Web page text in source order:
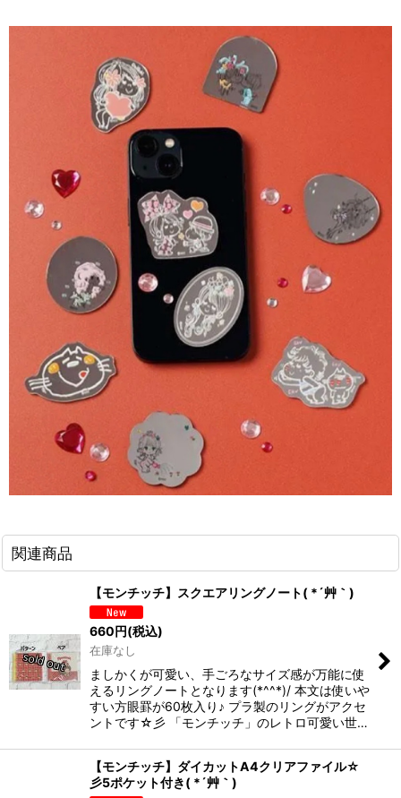
関連商品
【モンチッチ】スクエアリングノート( *´艸｀)
660円(税込)
在庫なし
ましかくが可愛い、手ごろなサイズ感が万能に使
えるリングノートとなります(*^^*)/ 本文は使いや
すい方眼罫が60枚入り♪ プラ製のリングがアクセ
ントです☆彡 「モンチッチ」のレトロ可愛い世…
【モンチッチ】ダイカットA4クリアファイル☆
彡5ポケット付き( *´艸｀)